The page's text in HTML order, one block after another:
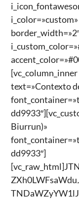
text=»Contexto
Biurrun)»
dd9933″]